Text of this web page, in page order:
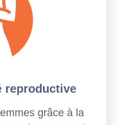
reproductive
grâce à la